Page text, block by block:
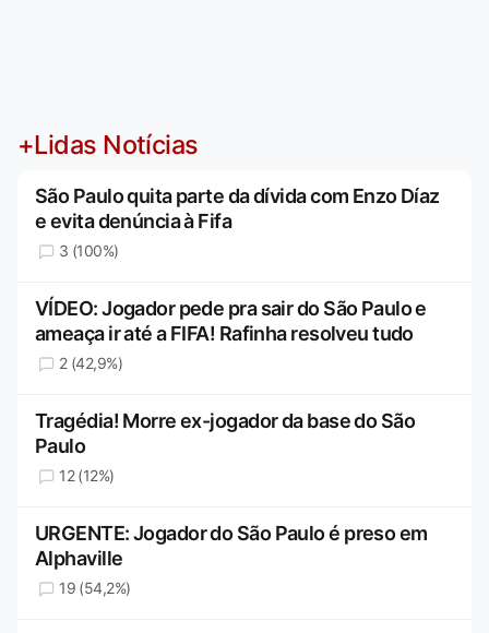
+Lidas Notícias
São Paulo quita parte da dívida com Enzo Díaz
e evita denúncia à Fifa
3 (100%)
VÍDEO: Jogador pede pra sair do São Paulo e
ameaça ir até a FIFA! Rafinha resolveu tudo
2 (42,9%)
Tragédia! Morre ex-jogador da base do São
Paulo
12 (12%)
URGENTE: Jogador do São Paulo é preso em
Alphaville
19 (54,2%)